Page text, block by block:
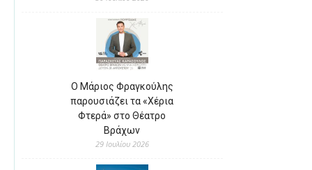
Ο Μάριος Φραγκούλης
παρουσιάζει τα «Χέρια
Φτερά» στο Θέατρο
Βράχων
29 Ιουλίου 2026